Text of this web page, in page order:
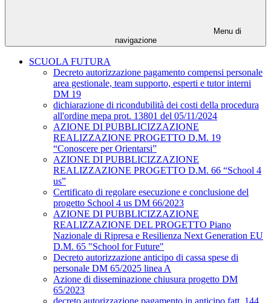
Menu di
navigazione
SCUOLA FUTURA
Decreto autorizzazione pagamento compensi personale
area gestionale, team supporto, esperti e tutor interni
DM 19
dichiarazione di ricondubilità dei costi della procedura
all'ordine mepa prot. 13801 del 05/11/2024
AZIONE DI PUBBLICIZZAZIONE
REALIZZAZIONE PROGETTO D.M. 19
“Conoscere per Orientarsi”
AZIONE DI PUBBLICIZZAZIONE
REALIZZAZIONE PROGETTO D.M. 66 “School 4
us”
Certificato di regolare esecuzione e conclusione del
progetto School 4 us DM 66/2023
AZIONE DI PUBBLICIZZAZIONE
REALIZZAZIONE DEL PROGETTO Piano
Nazionale di Ripresa e Resilienza Next Generation EU
D.M. 65 "School for Future"
Decreto autorizzazione anticipo di cassa spese di
personale DM 65/2025 linea A
Azione di disseminazione chiusura progetto DM
65/2023